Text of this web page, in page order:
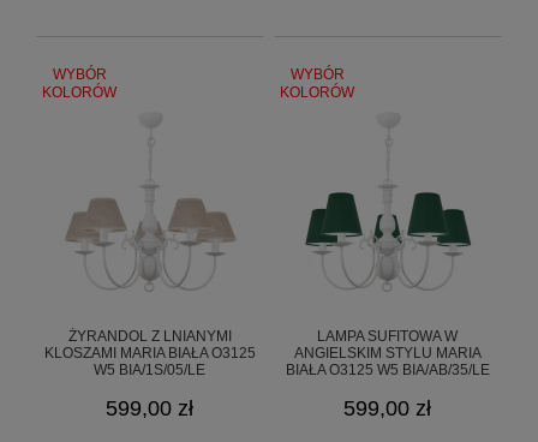
WYBÓR
KOLORÓW
ŻYRANDOL Z LNIANYMI
KLOSZAMI MARIA BIAŁA O3125
W5 BIA/1S/05/LE
599,00 zł
WYBÓR
KOLORÓW
LAMPA SUFITOWA W
ANGIELSKIM STYLU MARIA
BIAŁA O3125 W5 BIA/AB/35/LE
599,00 zł